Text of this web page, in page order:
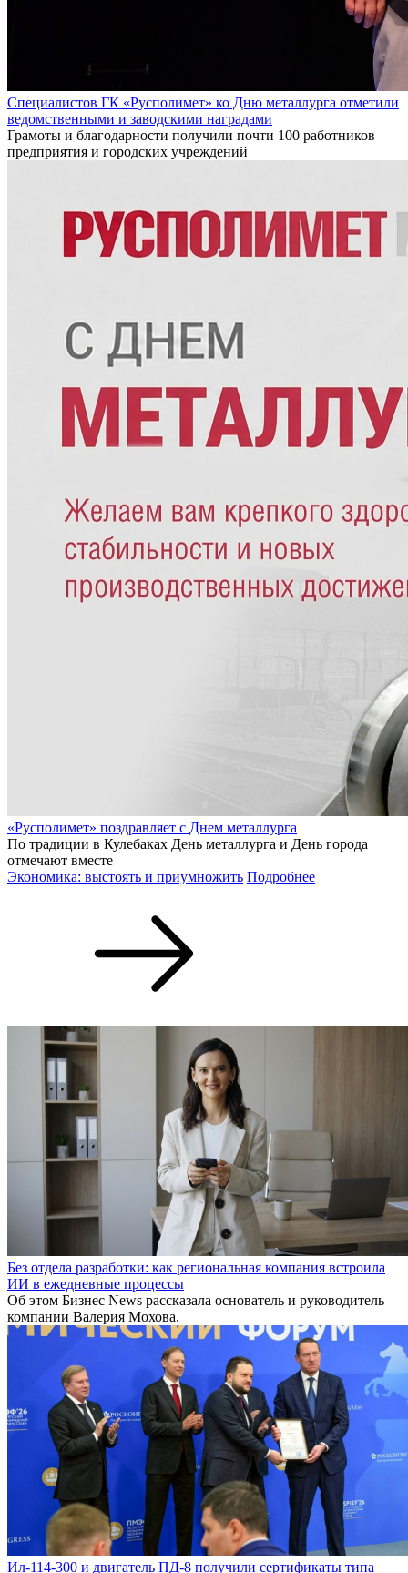
Специалистов ГК «Русполимет» ко Дню металлурга отметили
ведомственными и заводскими наградами
Грамоты и благодарности получили почти 100 работников
предприятия и городских учреждений
«Русполимет» поздравляет с Днем металлурга
По традиции в Кулебаках День металлурга и День города
отмечают вместе
Экономика: выстоять и приумножить Подробнее
Без отдела разработки: как региональная компания встроила
ИИ в ежедневные процессы
Об этом Бизнес News рассказала основатель и руководитель
компании Валерия Мохова.
Ил-114-300 и двигатель ПД-8 получили сертификаты типа